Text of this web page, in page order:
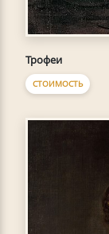
Трофеи
СТОИМОСТЬ